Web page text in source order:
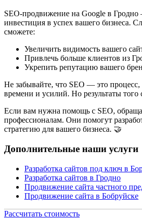
SEO-продвижение на Google в Гродно
инвестиция в успех вашего бизнеса.
сможете:
Увеличить видимость вашего
Привлечь больше клиентов из
Укрепить репутацию вашего
Не забывайте, что SEO — это процесс,
времени и усилий. Но результаты того
Если вам нужна помощь с SEO,
профессионалам. Они помогут
стратегию для вашего бизнеса. 🤝
Дополнительные наши услуги
Разработка сайтов под ключ в
Разработка сайтов в Гродно
Продвижение сайта частного
Продвижение сайта в Бобруйске
Рассчитать стоимость